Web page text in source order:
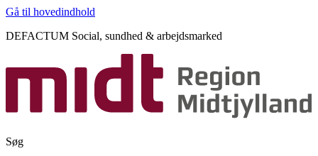
Gå til hovedindhold
DEFACTUM Social, sundhed & arbejdsmarked
Søg